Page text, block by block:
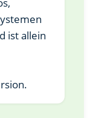
ist allein